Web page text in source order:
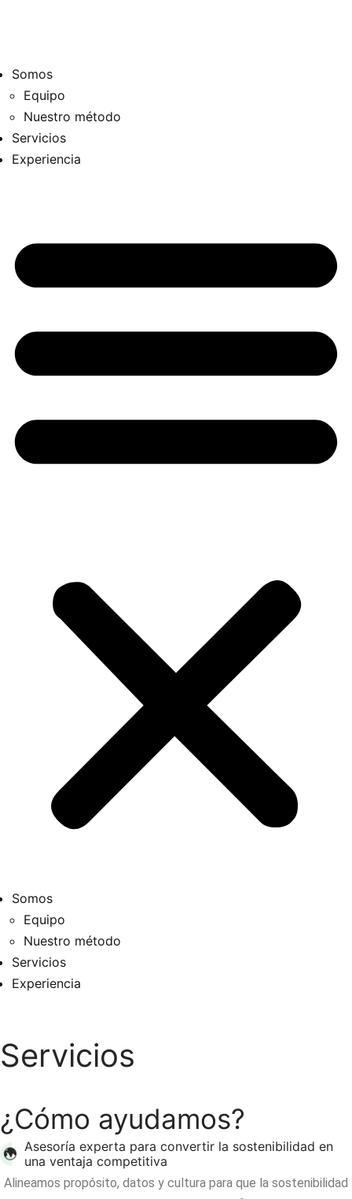
Somos
Equipo
Nuestro método
Servicios
Experiencia
Somos
Equipo
Nuestro método
Servicios
Experiencia
Servicios
¿Cómo ayudamos?
Asesoría experta para convertir la sostenibilidad en
una ventaja competitiva
Alineamos propósito, datos y cultura para que la sostenibilidad